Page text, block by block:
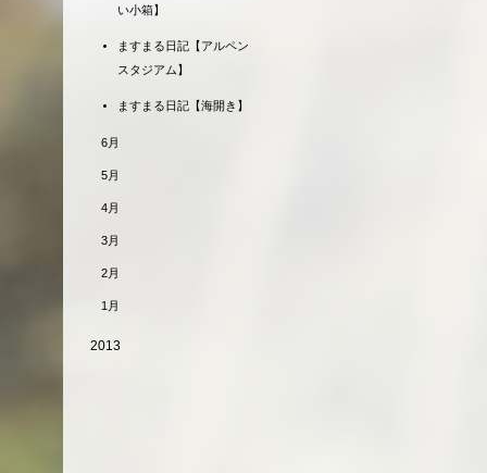
い小箱】
ますまる日記【アルペン
スタジアム】
ますまる日記【海開き】
6月
5月
4月
3月
2月
1月
2013